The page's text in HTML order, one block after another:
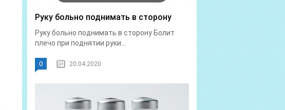
Руку больно поднимать в сторону
Руку больно поднимать в сторону Болит
плечо при поднятии руки...
0 20.04.2020